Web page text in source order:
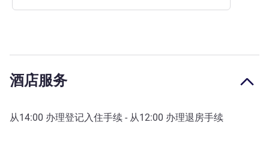
酒店服务
从14:00 办理登记入住手续 - 从12:00 办理退房手续